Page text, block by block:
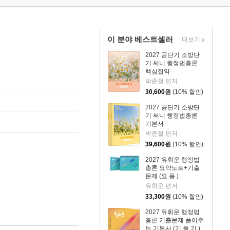
이 분야 베스트셀러
2027 공단기 소방단
기 써니 행정법총론
핵심집약
박준철 편저
30,600원 (10% 할인)
2027 공단기 소방단
기 써니 행정법총론
기본서
박준철 편저
39,600원 (10% 할인)
2027 유휘운 행정법
총론 요약노트+기출
문제 (요.플.)
유휘운 편저
33,300원 (10% 할인)
2027 유휘운 행정법
총론 기출문제 풀어주
더보기